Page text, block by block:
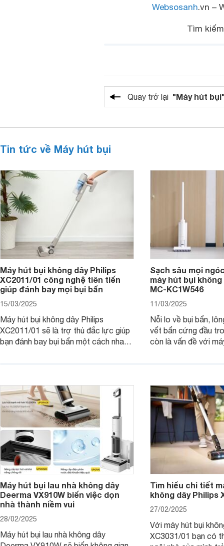
Websosanh.vn –
Tìm
Quay trở lại "Máy hút
Tin tức về Máy hút bụi
Máy hút bụi không dây Philips
XC2011/01 công nghệ tiên tiến
giúp đánh bay mọi bụi bẩn
15/03/2025
Máy hút bụi không dây Philips
XC2011/01 sẽ là trợ thủ đắc lực giúp
bạn đánh bay bụi bẩn một cách nhanh
năng nổi bật của sản phẩm này nhé.
Sạch sâu mọi
máy hút bụi
MC-KC1W546
11/03/2025
Nỗi lo về bụi bẩn,
vết bẩn cứng đầu
còn là vấn đề với
ngóc ngách, trả lại
gian sống sạch sẽ
Máy hút bụi lau nhà không dây
Deerma VX910W biến việc dọn
nhà thành niềm vui
28/02/2025
Máy hút bụi lau nhà không dây
Tìm hiểu chi tiết
không dây Philips
27/02/2025
Với máy hút bụi
XC3031/01 bạn có